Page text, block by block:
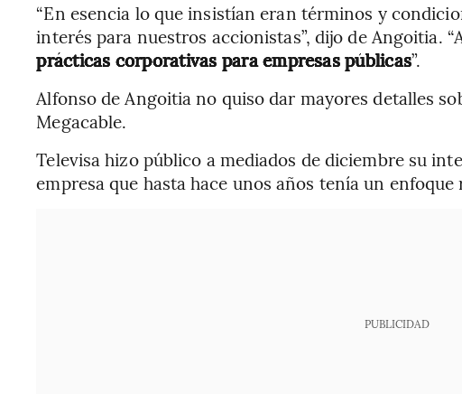
“En esencia lo que insistían eran términos y
interés para nuestros accionistas”, dijo de Angoitia.
prácticas corporativas para empresas públicas”.
Alfonso de Angoitia no quiso dar mayores detalles
Megacable.
Televisa hizo público a mediados de diciembre su
empresa que hasta hace unos años tenía un enfoque
PUBLICIDAD